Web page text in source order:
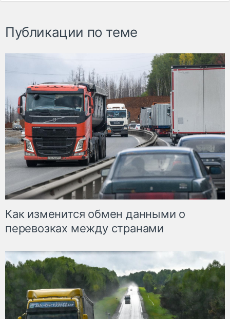
Публикации по теме
Как изменится обмен данными о
перевозках между странами